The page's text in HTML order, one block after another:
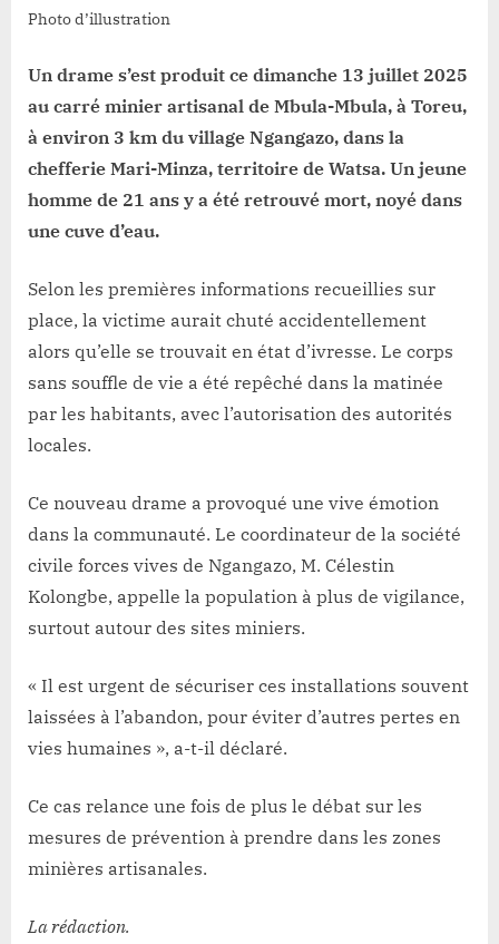
Photo d’illustration
Un drame s’est produit ce dimanche 13 juillet 2025
au carré minier artisanal de Mbula-Mbula, à Toreu,
à environ 3 km du village Ngangazo, dans la
chefferie Mari-Minza, territoire de Watsa. Un jeune
homme de 21 ans y a été retrouvé mort, noyé dans
une cuve d’eau.
Selon les premières informations recueillies sur
place, la victime aurait chuté accidentellement
alors qu’elle se trouvait en état d’ivresse. Le corps
sans souffle de vie a été repêché dans la matinée
par les habitants, avec l’autorisation des autorités
locales.
Ce nouveau drame a provoqué une vive émotion
dans la communauté. Le coordinateur de la société
civile forces vives de Ngangazo, M. Célestin
Kolongbe, appelle la population à plus de vigilance,
surtout autour des sites miniers.
« Il est urgent de sécuriser ces installations souvent
laissées à l’abandon, pour éviter d’autres pertes en
vies humaines », a-t-il déclaré.
Ce cas relance une fois de plus le débat sur les
mesures de prévention à prendre dans les zones
minières artisanales.
La rédaction.